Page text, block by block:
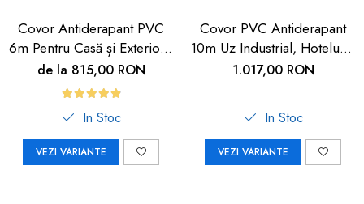
Covor Antiderapant PVC
6m Pentru Casă și Exterior |
Carboysafety
de la 815,00 RON
In Stoc
VEZI VARIANTE
Covor PVC Antiderapant
10m Uz Industrial, Hoteluri |
Carboysafety
1.017,00 RON
In Stoc
VEZI VARIANTE